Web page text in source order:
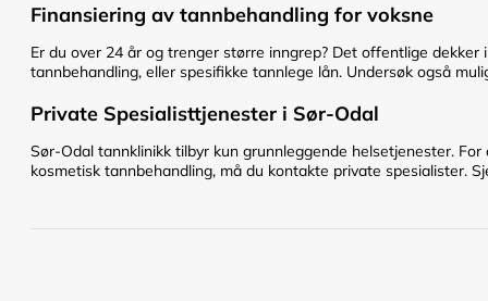
Finansiering av tannbehandling for voksne
Er du over 24 år og trenger større inngrep? Det offentlige
tannbehandling, eller spesifikke tannlege lån. Undersøk også
Private Spesialisttjenester i Sør-Odal
Sør-Odal tannklinikk tilbyr kun grunnleggende helsetjenester.
kosmetisk tannbehandling, må du kontakte private spesialister.